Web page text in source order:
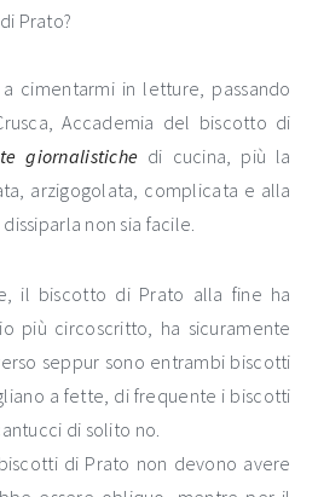
Prato?
cimentarmi in letture, passando
Accademia del biscotto di
giornalistiche di cucina, più la
arzigogolata, complicata e alla
non sia facile.
il biscotto di Prato alla fine ha
più circoscritto, ha sicuramente
seppur sono entrambi biscotti
a fette, di frequente i biscotti
di solito no.
di Prato non devono avere